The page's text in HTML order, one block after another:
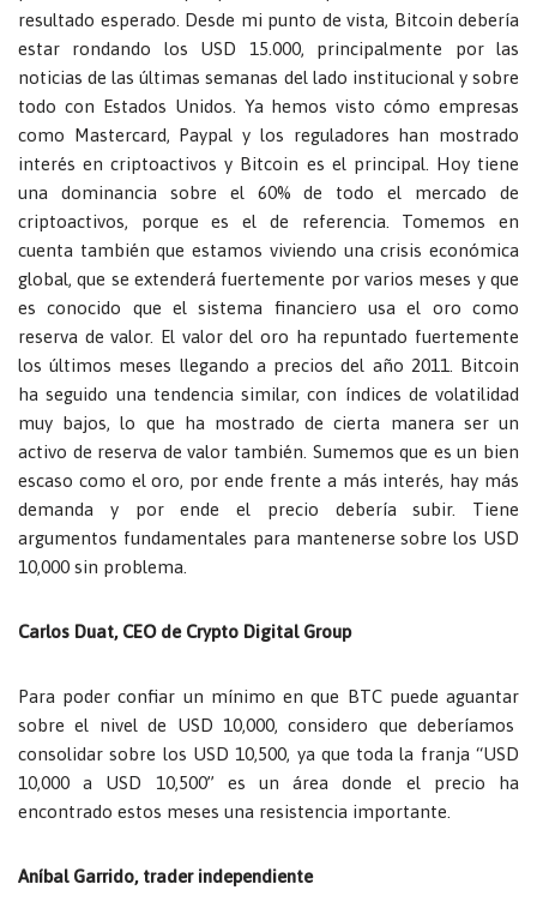
resultado esperado. Desde mi punto de vista, Bitcoin debería
estar rondando los USD 15.000, principalmente por las
noticias de las últimas semanas del lado institucional y sobre
todo con Estados Unidos. Ya hemos visto cómo empresas
como Mastercard, Paypal y los reguladores han mostrado
interés en criptoactivos y Bitcoin es el principal. Hoy tiene
una dominancia sobre el 60% de todo el mercado de
criptoactivos, porque es el de referencia. Tomemos en
cuenta también que estamos viviendo una crisis económica
global, que se extenderá fuertemente por varios meses y que
es conocido que el sistema financiero usa el oro como
reserva de valor. El valor del oro ha repuntado fuertemente
los últimos meses llegando a precios del año 2011. Bitcoin
ha seguido una tendencia similar, con índices de volatilidad
muy bajos, lo que ha mostrado de cierta manera ser un
activo de reserva de valor también. Sumemos que es un bien
escaso como el oro, por ende frente a más interés, hay más
demanda y por ende el precio debería subir. Tiene
argumentos fundamentales para mantenerse sobre los USD
10,000 sin problema.
Carlos Duat, CEO de Crypto Digital Group
Para poder confiar un mínimo en que BTC puede aguantar
sobre el nivel de USD 10,000, considero que deberíamos
consolidar sobre los USD 10,500, ya que toda la franja “USD
10,000 a USD 10,500” es un área donde el precio ha
encontrado estos meses una resistencia importante.
Aníbal Garrido, trader independiente